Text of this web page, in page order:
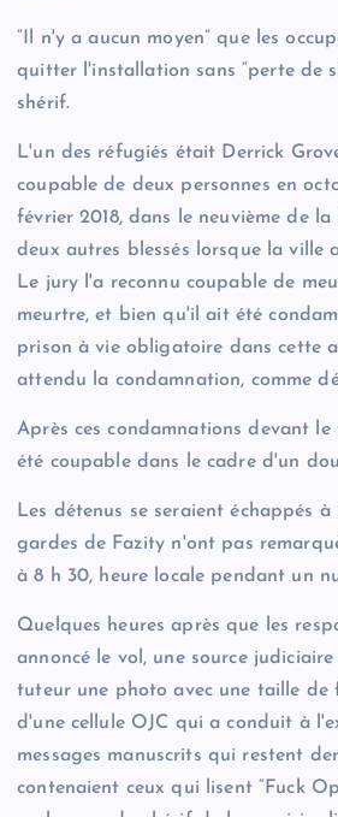
“Il n'y a aucun moyen” que les
quitter l'installation sans “perte de
shérif.
L'un des réfugiés était Derrick
coupable de deux personnes en
février 2018, dans le neuvième de
deux autres blessés lorsque la ville
Le jury l'a reconnu coupable de
meurtre, et bien qu'il ait été
prison à vie obligatoire dans cette
attendu la condamnation, comme
Après ces condamnations devant
été coupable dans le cadre d'un
Les détenus se seraient échappés à
gardes de Fazity n'ont pas
à 8 h 30, heure locale pendant un
Quelques heures après que les
annoncé le vol, une source
tuteur une photo avec une taille de
d'une cellule OJC qui a conduit à
messages manuscrits qui restent
contenaient ceux qui lisent “Fuck